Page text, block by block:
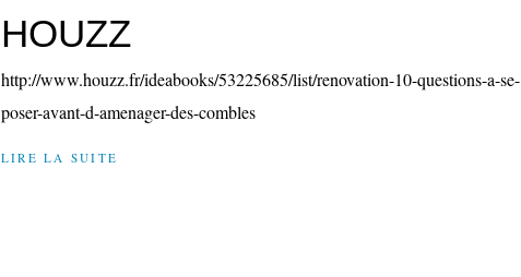
HOUZZ
http://www.houzz.fr/ideabooks/53225685/list/renovation-10-questions-a-se-
poser-avant-d-amenager-des-combles
LIRE LA SUITE